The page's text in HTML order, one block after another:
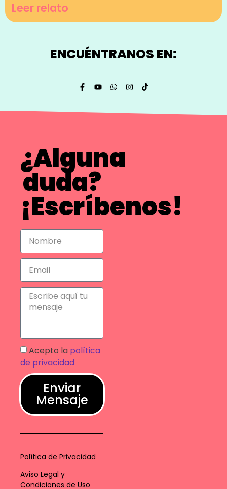
Leer relato
ENCUÉNTRANOS EN:
¿Alguna
duda?
¡Escríbenos!
Acepto la política
de privacidad
Enviar
Mensaje
Política de Privacidad
Aviso Legal y
Condiciones de Uso